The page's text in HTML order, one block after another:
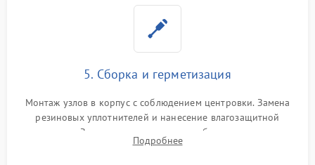
5. Сборка и герметизация
Монтаж узлов в корпус с соблюдением центровки. Замена
резиновых уплотнителей и нанесение влагозащитной
смазки. Заполнение внутреннего объема прицела
осушенным азотом для предотвращения запотевания оптики
Подробнее